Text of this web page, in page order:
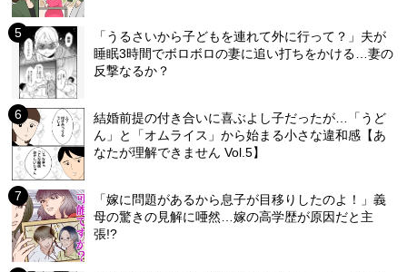
「うるさいから子どもを連れて外に行って？」夫が
睡眠3時間でボロボロの妻に追い打ちをかける…妻の
反撃なるか？
結婚前提の付き合いに喜ぶよし子だったが…「うど
ん」と「オムライス」から始まる小さな違和感【あ
なたが理解できません Vol.5】
「嫁に問題があるから息子が目移りしたのよ！」義
母の驚きの見解に唖然…嫁の高学歴が原因だと主
張!?